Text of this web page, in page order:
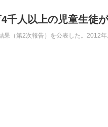
千人以上の児童生徒
（第2次報告）を公表した。2012